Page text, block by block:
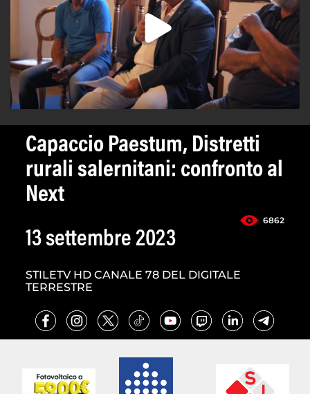
Capaccio Paestum, Distretti
rurali salernitani: confronto al
Next
6862
13 settembre 2023
STILETV HD CANALE 78 DEL DIGITALE
TERRESTRE